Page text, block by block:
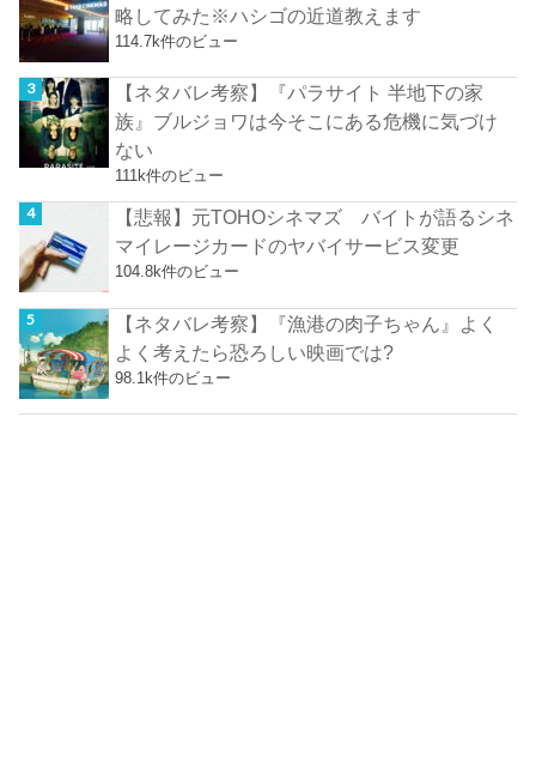
略してみた※ハシゴの近道教えます
114.7k件のビュー
【ネタバレ考察】『パラサイト 半地下の家
族』ブルジョワは今そこにある危機に気づけ
ない
111k件のビュー
【悲報】元TOHOシネマズ バイトが語るシネ
マイレージカードのヤバイサービス変更
104.8k件のビュー
【ネタバレ考察】『漁港の肉子ちゃん』よく
よく考えたら恐ろしい映画では?
98.1k件のビュー